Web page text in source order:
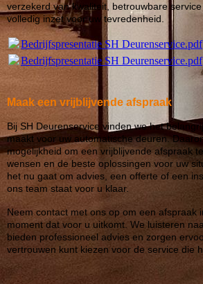
verzekerd van kwaliteit, betrouwbare
volledig inzet voor uw tevredenheid.
Bedrijfspresentatie SH Deurenservice.pdf
Bedrijfspresentatie SH Deurenservice.pdf
Maak een vrijblijvende afspraak
Bij SH Deurenservice vinden we het
maakt voor uw automatische deuren.
mogelijkheid om een vrijblijvende afspraak
wensen en de beste oplossingen voor uw
het nu gaat om advies, een offerte of een
ons team staat voor u klaar.
Neem contact met ons op om een afspraak
moment dat voor u uitkomt. We luisteren
bieden professioneel advies en zorgen
vertrouwen kunt kiezen voor de service die